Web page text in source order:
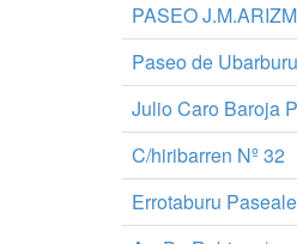
PASEO
Paseo de
Julio Caro Baroja
C/hiribarren Nº 32
Errotaburu